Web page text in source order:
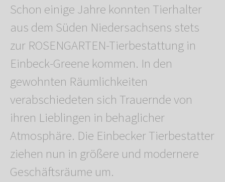
Schon einige Jahre konnten Tierhalter
aus dem Süden Niedersachsens stets
zur ROSENGARTEN-Tierbestattung in
Einbeck-Greene kommen. In den
gewohnten Räumlichkeiten
verabschiedeten sich Trauernde von
ihren Lieblingen in behaglicher
Atmosphäre. Die Einbecker Tierbestatter
ziehen nun in größere und modernere
Geschäftsräume um.